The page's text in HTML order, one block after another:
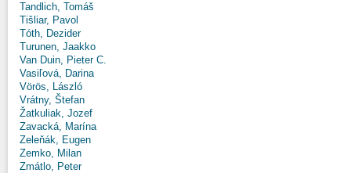
Tandlich, Tomáš
Tišliar, Pavol
Tóth, Dezider
Turunen, Jaakko
Van Duin, Pieter C.
Vasiľová, Darina
Vörös, László
Vrátny, Štefan
Žatkuliak, Jozef
Zavacká, Marína
Zeleňák, Eugen
Zemko, Milan
Zmátlo, Peter